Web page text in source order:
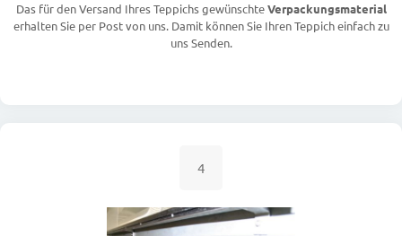
Das für den Versand Ihres Teppichs gewünschteVerpackungsmaterial
erhalten Sie per Post von uns. Damit können Sie Ihren Teppich einfach zu
uns Senden.
4